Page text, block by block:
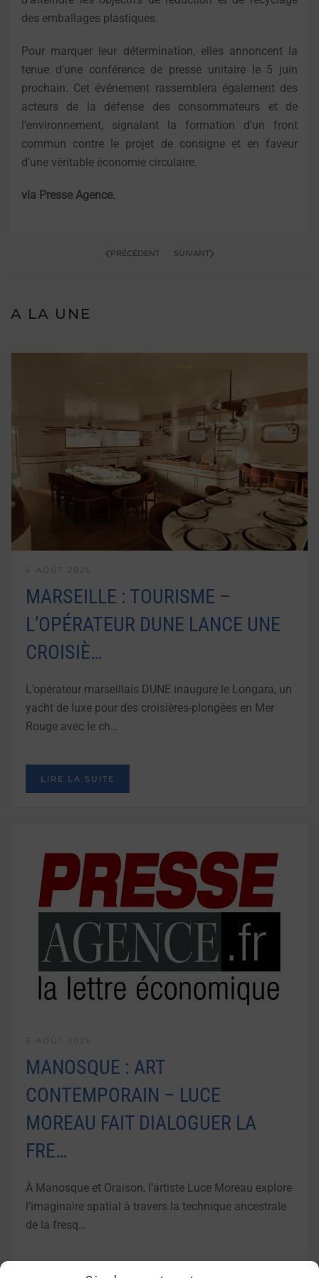
des emballages plastiques.
Pour marquer leur détermination, elles annoncent la
tenue d’une conférence de presse unitaire le 5 juin
prochain. Cet événement rassemblera également des
acteurs de la défense des consommateurs et de
l’environnement, signalant la formation d’un front
commun contre le projet de consigne et en faveur
d’une véritable économie circulaire.
via Presse Agence.
PRÉCÉDENT SUIVANT
A LA UNE
MARSEILLE : TOURISME –
L’OPÉRATEUR DUNE LANCE UNE
CROISIÈ…
L’opérateur marseillais DUNE inaugure le Longara, un
yacht de luxe pour des croisières-plongées en Mer
Rouge avec le ch…
LIRE LA SUITE
MANOSQUE : ART
CONTEMPORAIN – LUCE
MOREAU FAIT DIALOGUER LA
FRE…
À Manosque et Oraison, l’artiste Luce Moreau explore
l’imaginaire spatial à travers la technique ancestrale
de la fresq…